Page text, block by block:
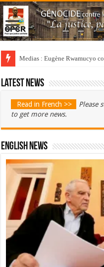
Medias : Eugène Rwamucyo
Latest news
Read in French >>
Please
to get more news.
English News